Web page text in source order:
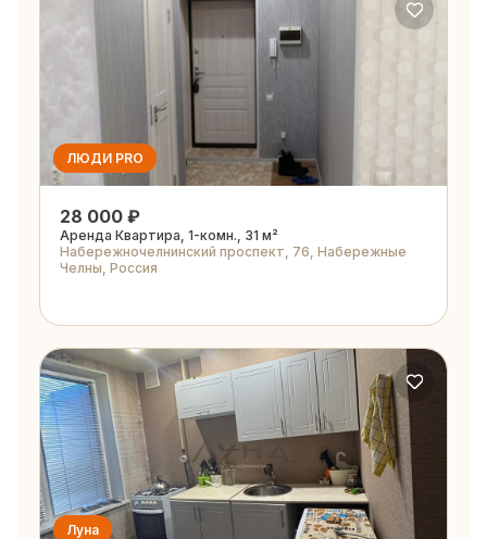
ЛЮДИ PRO
28 000 ₽
Аренда Квартира, 1-комн., 31 м²
Набережночелнинский проспект, 76, Набережные
Челны, Россия
Луна